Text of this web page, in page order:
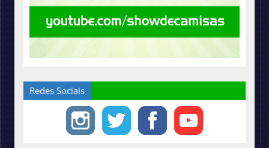
Redes Sociais